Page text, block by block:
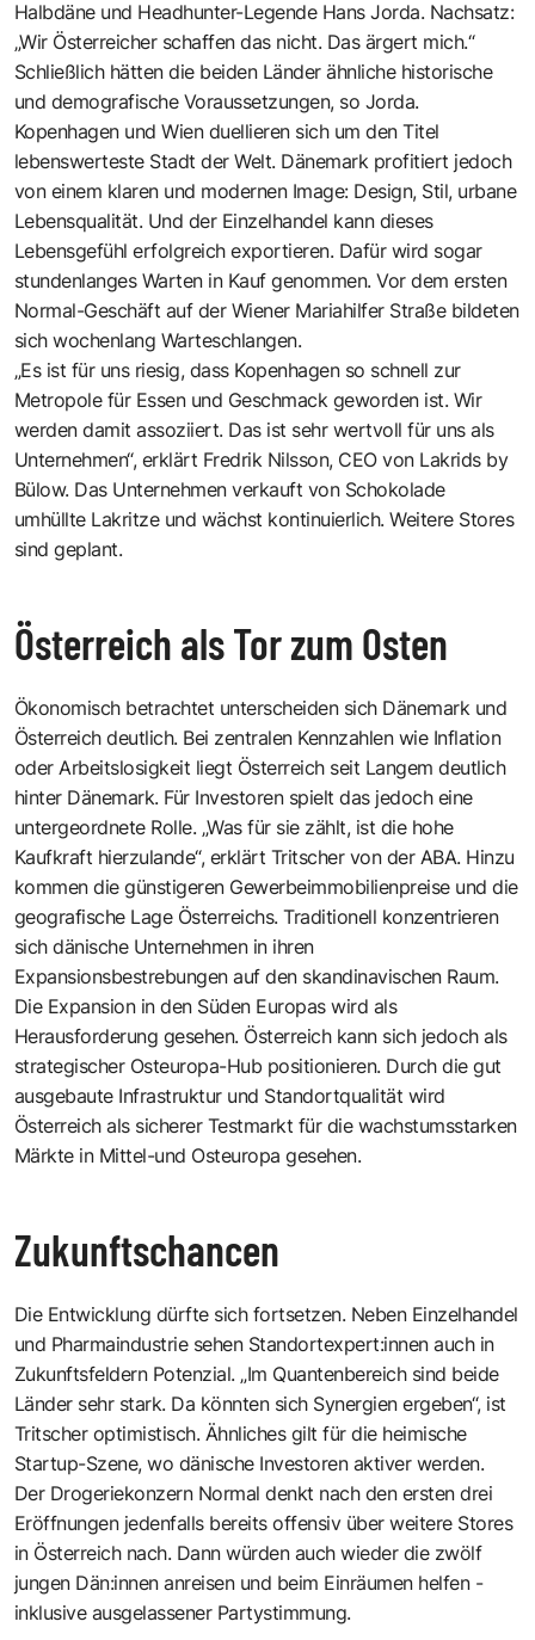
Halbdäne und Headhunter-Legende Hans Jorda. Nachsatz:
„Wir Österreicher schaffen das nicht. Das ärgert mich.“
Schließlich hätten die beiden Länder ähnliche historische
und demografische Voraussetzungen, so Jorda.
Kopenhagen und Wien duellieren sich um den Titel
lebenswerteste Stadt der Welt. Dänemark profitiert jedoch
von einem klaren und modernen Image: Design, Stil, urbane
Lebensqualität. Und der Einzelhandel kann dieses
Lebensgefühl erfolgreich exportieren. Dafür wird sogar
stundenlanges Warten in Kauf genommen. Vor dem ersten
Normal-Geschäft auf der Wiener Mariahilfer Straße bildeten
sich wochenlang Warteschlangen.
„Es ist für uns riesig, dass Kopenhagen so schnell zur
Metropole für Essen und Geschmack geworden ist. Wir
werden damit assoziiert. Das ist sehr wertvoll für uns als
Unternehmen“, erklärt Fredrik Nilsson, CEO von Lakrids by
Bülow. Das Unternehmen verkauft von Schokolade
umhüllte Lakritze und wächst kontinuierlich. Weitere Stores
sind geplant.
Österreich als Tor zum Osten
Ökonomisch betrachtet unterscheiden sich Dänemark und
Österreich deutlich. Bei zentralen Kennzahlen wie Inflation
oder Arbeitslosigkeit liegt Österreich seit Langem deutlich
hinter Dänemark. Für Investoren spielt das jedoch eine
untergeordnete Rolle. „Was für sie zählt, ist die hohe
Kaufkraft hierzulande“, erklärt Tritscher von der ABA. Hinzu
kommen die günstigeren Gewerbeimmobilienpreise und die
geografische Lage Österreichs. Traditionell konzentrieren
sich dänische Unternehmen in ihren
Expansionsbestrebungen auf den skandinavischen Raum.
Die Expansion in den Süden Europas wird als
Herausforderung gesehen. Österreich kann sich jedoch als
strategischer Osteuropa-Hub positionieren. Durch die gut
ausgebaute Infrastruktur und Standortqualität wird
Österreich als sicherer Testmarkt für die wachstumsstarken
Märkte in Mittel-und Osteuropa gesehen.
Zukunftschancen
Die Entwicklung dürfte sich fortsetzen. Neben Einzelhandel
und Pharmaindustrie sehen Standortexpert:innen auch in
Zukunftsfeldern Potenzial. „Im Quantenbereich sind beide
Länder sehr stark. Da könnten sich Synergien ergeben“, ist
Tritscher optimistisch. Ähnliches gilt für die heimische
Startup-Szene, wo dänische Investoren aktiver werden.
Der Drogeriekonzern Normal denkt nach den ersten drei
Eröffnungen jedenfalls bereits offensiv über weitere Stores
in Österreich nach. Dann würden auch wieder die zwölf
jungen Dän:innen anreisen und beim Einräumen helfen -
inklusive ausgelassener Partystimmung.